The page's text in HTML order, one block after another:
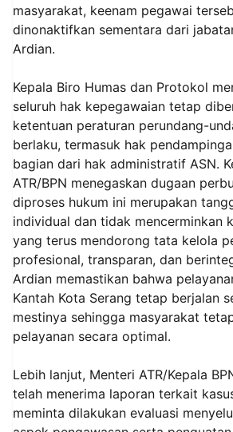
masyarakat, keenam pegawai
dinonaktifkan sementara dari
Ardian.
Kepala Biro Humas dan Protokol
seluruh hak kepegawaian tetap
ketentuan peraturan perundang-
berlaku, termasuk hak
bagian dari hak administratif ASN.
ATR/BPN menegaskan dugaan
diproses hukum ini merupakan
individual dan tidak mencerminkan
yang terus mendorong tata kelola
profesional, transparan, dan
Ardian memastikan bahwa
Kantah Kota Serang tetap berjalan
mestinya sehingga masyarakat
pelayanan secara optimal.
Lebih lanjut, Menteri ATR/Kepala
telah menerima laporan terkait
meminta dilakukan evaluasi